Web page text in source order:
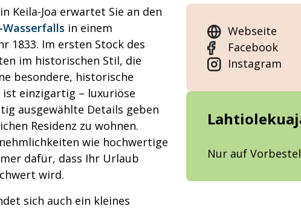
Keila-Joa erwartet Sie an den
Wasserfalls in einem
1833. Im ersten Stock des
im historischen Stil, die
besondere, historische
ist einzigartig – luxuriöse
ausgewählte Details geben
Residenz zu wohnen.
wie hochwertige
dafür, dass Ihr Urlaub
wird.
sich auch ein kleines
Webseite
Facebook
Instagram
Nur auf